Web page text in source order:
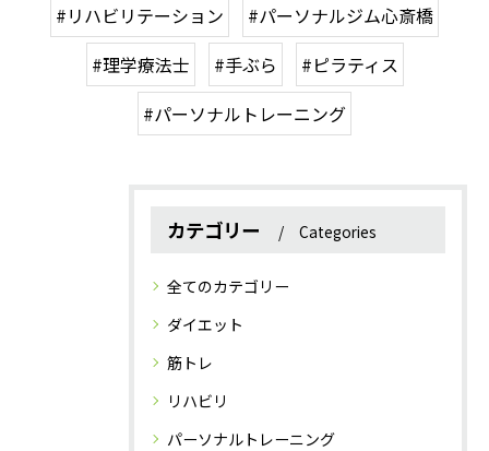
#リハビリテーション
#パーソナルジム心斎橋
#理学療法士
#手ぶら
#ピラティス
#パーソナルトレーニング
カテゴリー Categories
全てのカテゴリー
ダイエット
筋トレ
リハビリ
パーソナルトレーニング